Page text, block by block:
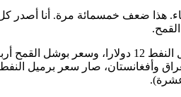
ضعف خمسمائة مرة. أنا أصدر كل